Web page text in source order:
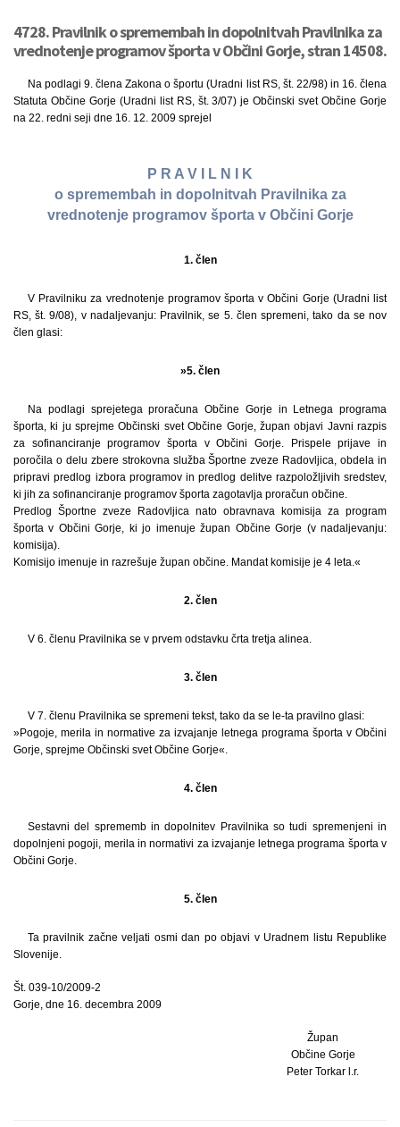
4728. Pravilnik o spremembah in dopolnitvah Pravilnika za
vrednotenje programov športa v Občini Gorje, stran 14508.
Na podlagi 9. člena Zakona o športu (Uradni list RS, št. 22/98) in 16. člena
Statuta Občine Gorje (Uradni list RS, št. 3/07) je Občinski svet Občine Gorje
na 22. redni seji dne 16. 12. 2009 sprejel
P R A V I L N I K
o spremembah in dopolnitvah Pravilnika za
vrednotenje programov športa v Občini Gorje
1. člen
V Pravilniku za vrednotenje programov športa v Občini Gorje (Uradni list
RS, št. 9/08), v nadaljevanju: Pravilnik, se 5. člen spremeni, tako da se nov
člen glasi:
»5. člen
Na podlagi sprejetega proračuna Občine Gorje in Letnega programa
športa, ki ju sprejme Občinski svet Občine Gorje, župan objavi Javni razpis
za sofinanciranje programov športa v Občini Gorje. Prispele prijave in
poročila o delu zbere strokovna služba Športne zveze Radovljica, obdela in
pripravi predlog izbora programov in predlog delitve razpoložljivih sredstev,
ki jih za sofinanciranje programov športa zagotavlja proračun občine.
Predlog Športne zveze Radovljica nato obravnava komisija za program
športa v Občini Gorje, ki jo imenuje župan Občine Gorje (v nadaljevanju:
komisija).
Komisijo imenuje in razrešuje župan občine. Mandat komisije je 4 leta.«
2. člen
V 6. členu Pravilnika se v prvem odstavku črta tretja alinea.
3. člen
V 7. členu Pravilnika se spremeni tekst, tako da se le-ta pravilno glasi:
»Pogoje, merila in normative za izvajanje letnega programa športa v Občini
Gorje, sprejme Občinski svet Občine Gorje«.
4. člen
Sestavni del sprememb in dopolnitev Pravilnika so tudi spremenjeni in
dopolnjeni pogoji, merila in normativi za izvajanje letnega programa športa v
Občini Gorje.
5. člen
Ta pravilnik začne veljati osmi dan po objavi v Uradnem listu Republike
Slovenije.
Št. 039-10/2009-2
Gorje, dne 16. decembra 2009
Župan
Občine Gorje
Peter Torkar l.r.